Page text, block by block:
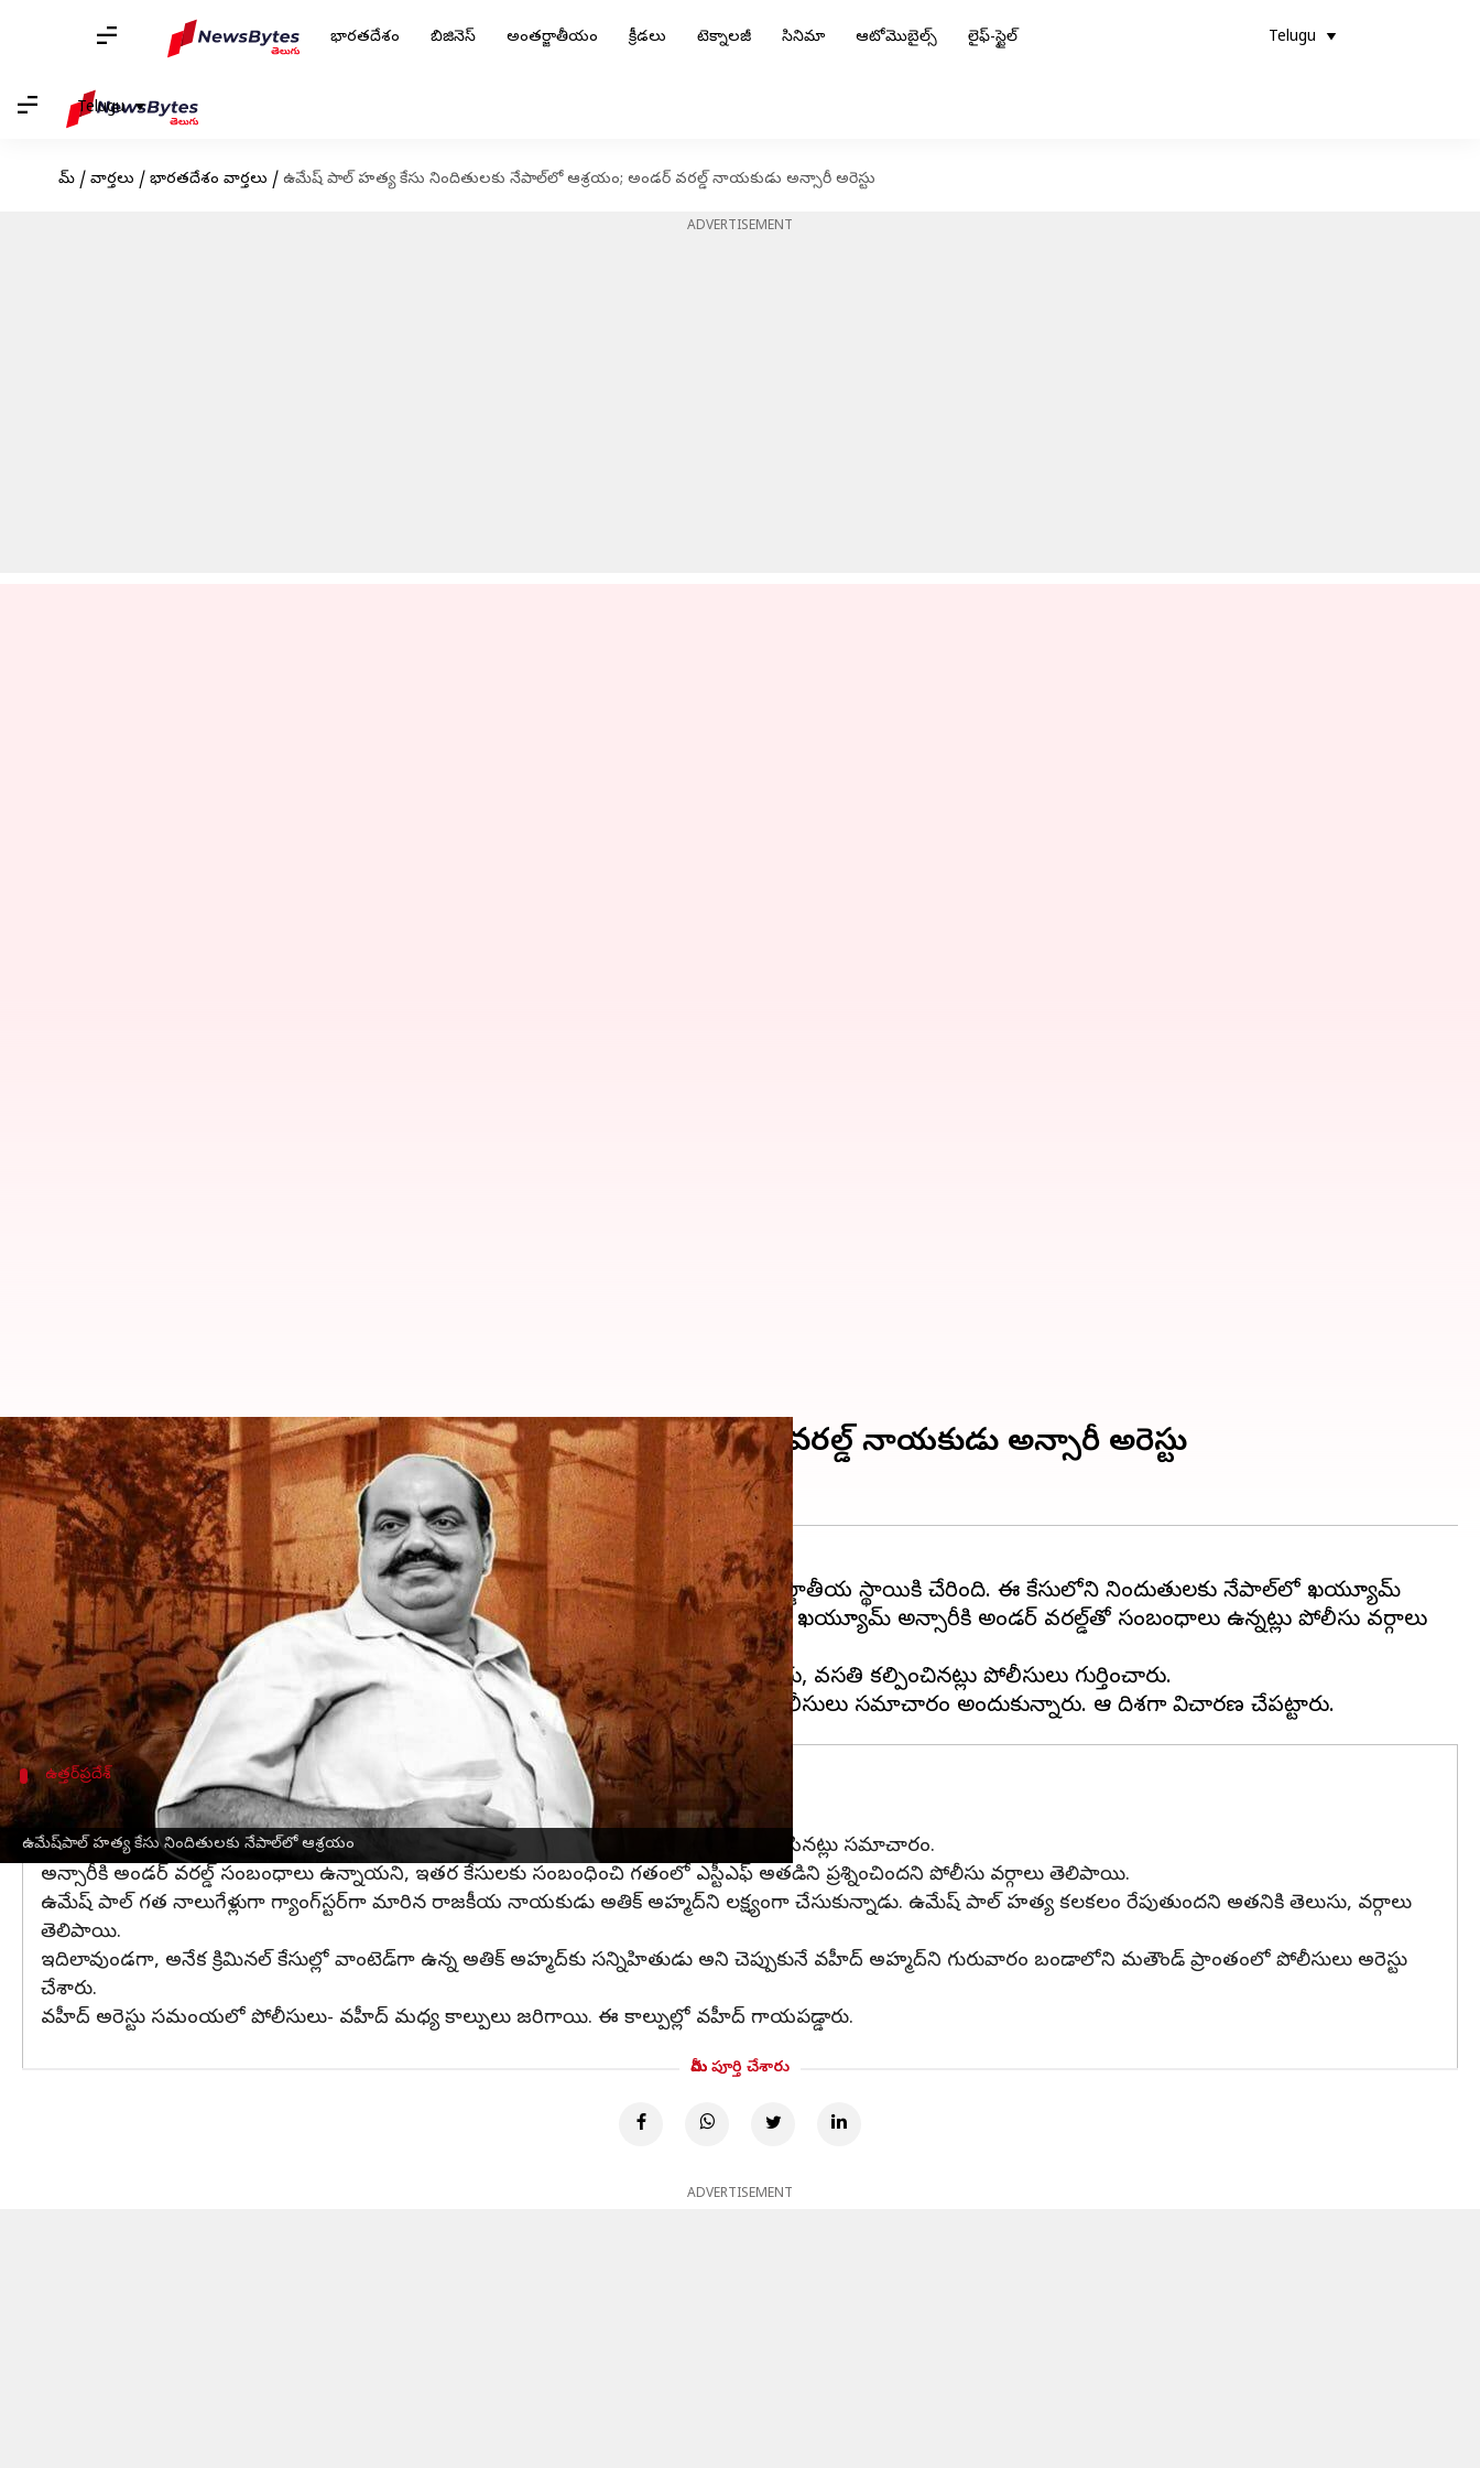
భారతదేశం బిజినెస్ అంతర్జాతీయం క్రీడలు టెక్నాలజీ సినిమా ఆటోమొబైల్స్ లైఫ్-స్టైల్ Telugu
Telugu
హోమ్ / వార్తలు / భారతదేశం వార్తలు / ఉమేష్ పాల్ హత్య కేసు నిందితులకు నేపాల్‌లో ఆశ్రయం; అండర్ వరల్డ్‌ నాయకుడు అన్సారీ అరెస్టు
ADVERTISEMENT
ఉమేష్‌పాల్ హత్య కేసు నిందితులకు నేపాల్‌లో ఆశ్రయం
ఉమేష్ పాల్ హత్య కేసు నిందితులకు నేపాల్‌లో ఆశ్రయం; అండర్ వరల్డ్‌ నాయకుడు అన్సారీ అరెస్టు
వ్రాసిన వారు Stalin Mar 17, 2023 09:43 am
ఈ వార్తాకథనం ఏంటి
ఉత్తరప్రదేశ్‌లో ప్రయాగ్‌రాజ్‌కు చెందినఉమేష్ పాల్ హత్య కేసు వ్యవహారం దేశం దాటి అంతర్జాతీయ స్థాయికి చేరింది. ఈ కేసులోని నిందుతులకు నేపాల్‌లో ఖయ్యూమ్
అన్సారీ అనే వ్యక్తి ఆశ్రయం ఇచ్చినట్లు ఉత్తరప్రదేశ్ స్పెషల్ టాస్క్ ఫోర్స్ (ఎస్టీఎఫ్) గుర్తించింది. ఖయ్యూమ్ అన్సారీకి అండర్ వరల్డ్‌‌తో సంబంధాలు ఉన్నట్లు పోలీసు వర్గాలు
తెలిపాయి.
ఉమేష్ పాల్ హత్య కేసులో నిందితులైన అసద్, మహ్మద్ గులాంలకు ఖయ్యూమ్ అన్సారీ కారు, వసతి కల్పించినట్లు పోలీసులు గుర్తించారు.
ఉత్తర్‌ప్రదేశ్
అతిక్ అహ్మద్‌ సన్నిహితుడు వహీద్ అరెస్టు
ఉత్తరప్రదేశ్‌లోని బెహ్రాయిచ్ మీదుగా నేపాల్ దాటిన తర్వాత ఖయ్యూమ్ అన్సారీ వారికి సహాయం చేసినట్లు సమాచారం.
అన్సారీకి అండర్ వరల్డ్ సంబంధాలు ఉన్నాయని, ఇతర కేసులకు సంబంధించి గతంలో ఎస్టీఎఫ్ అతడిని ప్రశ్నించిందని పోలీసు వర్గాలు తెలిపాయి.
ఉమేష్ పాల్ గత నాలుగేళ్లుగా గ్యాంగ్‌స్టర్‌గా మారిన రాజకీయ నాయకుడు అతిక్ అహ్మద్‌ని లక్ష్యంగా చేసుకున్నాడు. ఉమేష్ పాల్ హత్య కలకలం రేపుతుందని అతనికి తెలుసు, వర్గాలు
తెలిపాయి.
ఇదిలావుండగా, అనేక క్రిమినల్ కేసుల్లో వాంటెడ్‌గా ఉన్న అతిక్ అహ్మద్‌కు సన్నిహితుడు అని చెప్పుకునే వహీద్ అహ్మద్‌ని గురువారం బండాలోని మతౌండ్ ప్రాంతంలో పోలీసులు అరెస్టు
చేశారు.
వహీద్ అరెస్టు సమంయలో పోలీసులు- వహీద్ మధ్య కాల్పులు జరిగాయి. ఈ కాల్పుల్లో వహీద్ గాయపడ్డారు.
మీరు పూర్తి చేశారు
ADVERTISEMENT